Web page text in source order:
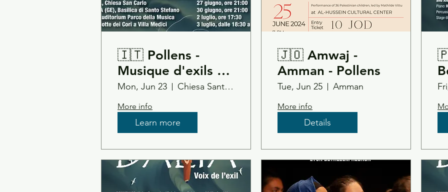
🇮🇹 Pollens -
Musique d'exils //
Dalia Voce d'esilio
// Amwaj Choir -
Milano
Mon, Jun 23 Chiesa Santa Maria degli Angeli - Milano
More info
Learn more
🇯🇴 Amwaj -
Amman - Pollens
Tue, Jun 25 Amman
More info
Details